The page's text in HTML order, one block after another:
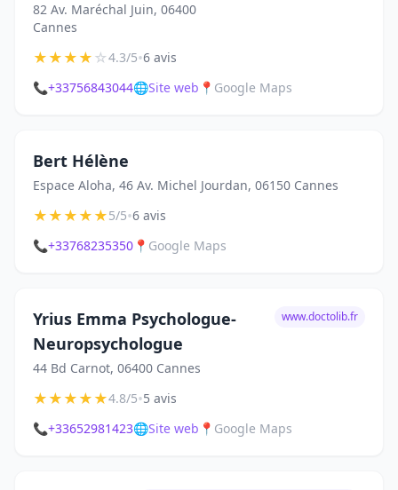
82 Av. Maréchal Juin, 06400
Cannes
★★★★☆4.3/5•6 avis
📞+33756843044🌐Site web 📍 Google Maps
Bert Hélène
Espace Aloha, 46 Av. Michel Jourdan, 06150 Cannes
★★★★★5/5•6 avis
📞+33768235350 📍 Google Maps
Yrius Emma Psychologue-
Neuropsychologue
44 Bd Carnot, 06400 Cannes
www.doctolib.fr
★★★★★4.8/5•5 avis
📞+33652981423🌐Site web 📍 Google Maps